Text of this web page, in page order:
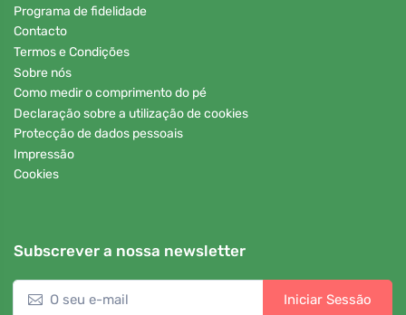
Programa de fidelidade
Contacto
Termos e Condições
Sobre nós
Como medir o comprimento do pé
Declaração sobre a utilização de cookies
Protecção de dados pessoais
Impressão
Cookies
Subscrever a nossa newsletter
Iniciar Sessão